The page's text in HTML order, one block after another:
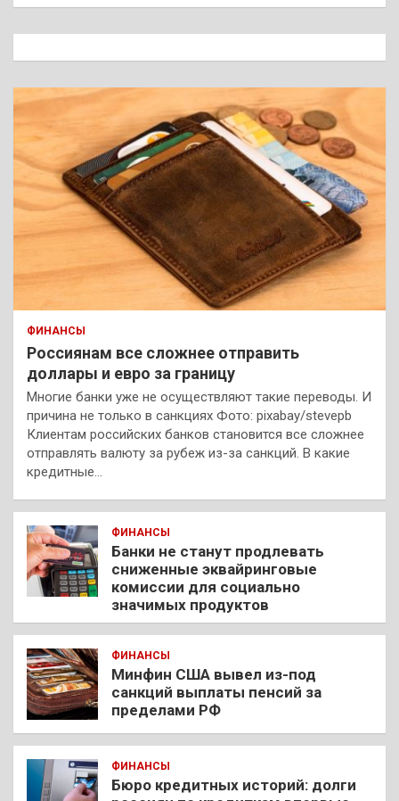
к
ФИНАНСЫ
Россиянам все сложнее отправить
доллары и евро за границу
Многие банки уже не осуществляют такие переводы. И
причина не только в санкциях Фото: pixabay/stevepb
Клиентам российских банков становится все сложнее
отправлять валюту за рубеж из-за санкций. В какие
кредитные…
ФИНАНСЫ
Банки не станут продлевать
сниженные эквайринговые
комиссии для социально
значимых продуктов
ФИНАНСЫ
Минфин США вывел из-под
санкций выплаты пенсий за
пределами РФ
ФИНАНСЫ
Бюро кредитных историй: долги